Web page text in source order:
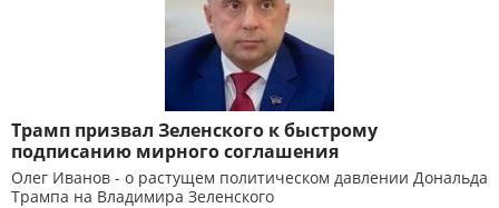
Трамп призвал Зеленского к быстрому
подписанию мирного соглашения
Олег Иванов - о растущем политическом давлении Дональда
Трампа на Владимира Зеленского